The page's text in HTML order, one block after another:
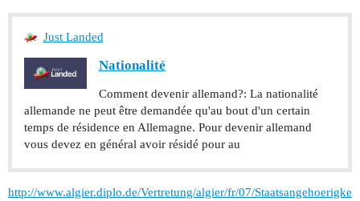
Just Landed
Nationalité
Comment devenir allemand?: La nationalité
allemande ne peut être demandée qu'au bout d'un certain
temps de résidence en Allemagne. Pour devenir allemand
vous devez en général avoir résidé pour au
http://www.algier.diplo.de/Vertretung/algier/fr/07/Staatsangehoerigke